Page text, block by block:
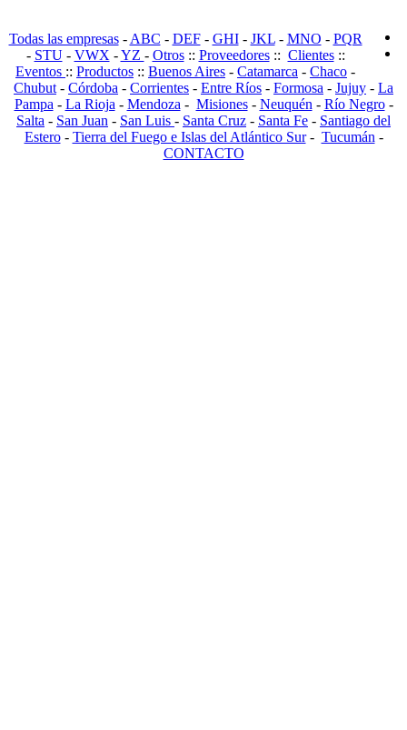
Todas las empresas- ABC - DEF- GHI- JKL- MNO - PQR
- STU- VWX -YZ - Otros:: Proveedores:: Clientes::
Eventos :: Productos :: Buenos Aires - Catamarca - Chaco -
Chubut - Córdoba - Corrientes - Entre Ríos - Formosa - Jujuy - La
Pampa - La Rioja - Mendoza - Misiones- Neuquén - Río Negro-
Salta - San Juan - San Luis - Santa Cruz - Santa Fe - Santiago del
Estero- Tierra del Fuego e Islas del Atlántico Sur- Tucumán -
CONTACTO